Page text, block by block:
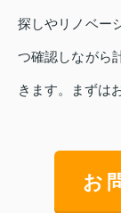
探しやリノベー
つ確認しながら
きます。まずは
お